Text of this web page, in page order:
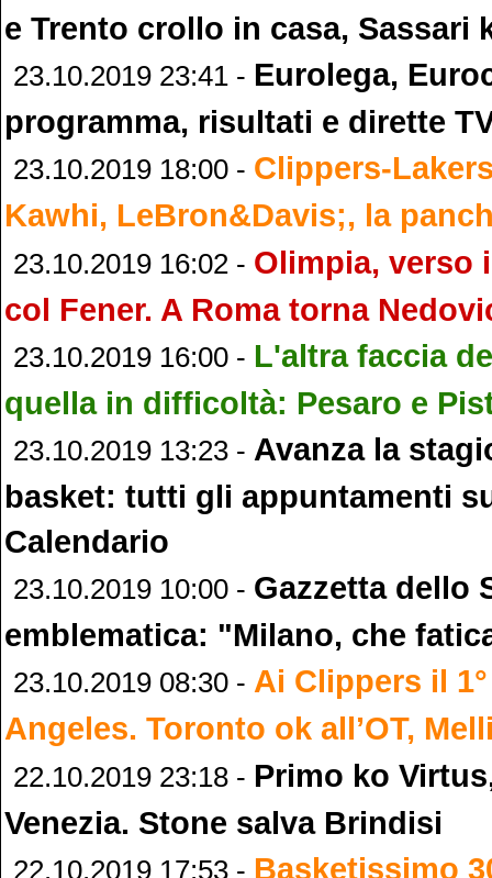
e Trento crollo in casa, Sassari
23.10.2019 23:41 - Eurolega,
programma, risultati e dirette
23.10.2019 18:00 - Clippers-
Kawhi, LeBron&Davis;, la
23.10.2019 16:02 - Olimpia, verso
col Fener. A Roma torna
23.10.2019 16:00 - L'altra faccia
quella in difficoltà: Pesaro e
23.10.2019 13:23 - Avanza la
basket: tutti gli appuntamenti
Calendario
23.10.2019 10:00 - Gazzetta dello
emblematica: "Milano, che
23.10.2019 08:30 - Ai Clippers il
Angeles. Toronto ok all’OT,
22.10.2019 23:18 - Primo ko
Venezia. Stone salva Brindisi
22.10.2019 17:53 - Basketissimo